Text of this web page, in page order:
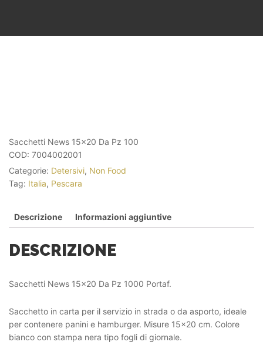
Sacchetti News 15×20 Da Pz 100
COD: 7004002001
Categorie: Detersivi, Non Food
Tag: Italia, Pescara
Descrizione Informazioni aggiuntive
DESCRIZIONE
Sacchetti News 15×20 Da Pz 1000 Portaf.
Sacchetto in carta per il servizio in strada o da asporto, ideale
per contenere panini e hamburger. Misure 15×20 cm. Colore
bianco con stampa nera tipo fogli di giornale.